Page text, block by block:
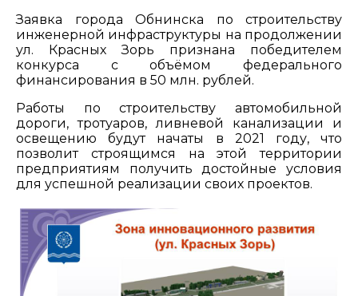
Заявка города Обнинска по строительству
инженерной инфраструктуры на продолжении
ул. Красных Зорь признана победителем
конкурса с объёмом федерального
финансирования в 50 млн. рублей.
Работы по строительству автомобильной
дороги, тротуаров, ливневой канализации и
освещению будут начаты в 2021 году, что
позволит строящимся на этой территории
предприятиям получить достойные условия
для успешной реализации своих проектов.